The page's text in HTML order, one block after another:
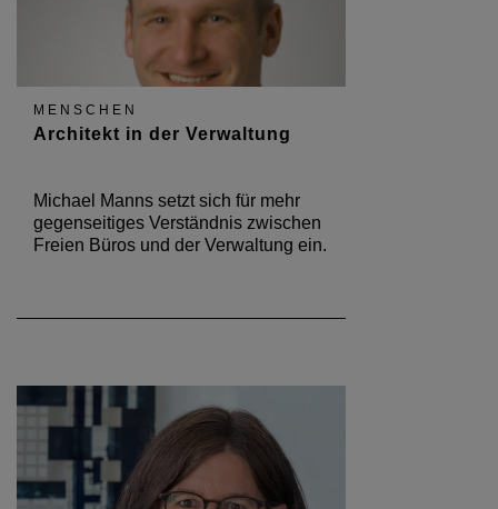
MENSCHEN
Architekt in der Verwaltung
Michael Manns setzt sich für mehr
gegenseitiges Verständnis zwischen
Freien Büros und der Verwaltung ein.